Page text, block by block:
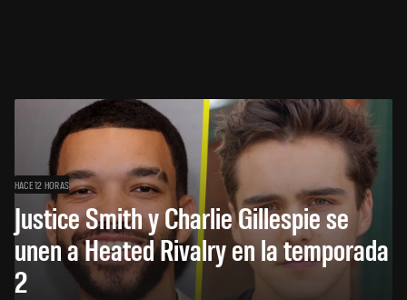
HACE 12 HORAS
Justice Smith y Charlie Gillespie se
unen a Heated Rivalry en la temporada
2